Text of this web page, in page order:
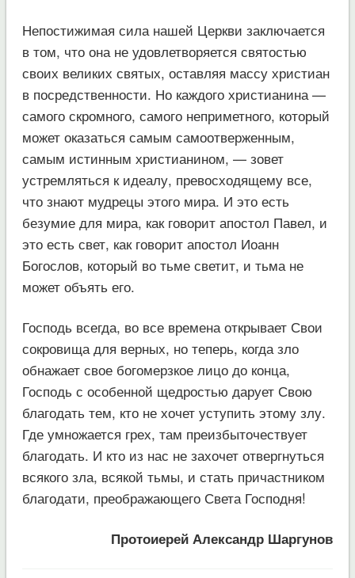
Непостижимая сила нашей Церкви заключается
в том, что она не удовлетворяется святостью
своих великих святых, оставляя массу христиан
в посредственности. Но каждого христианина —
самого скромного, самого неприметного, который
может оказаться самым самоотверженным,
самым истинным христианином, — зовет
устремляться к идеалу, превосходящему все,
что знают мудрецы этого мира. И это есть
безумие для мира, как говорит апостол Павел, и
это есть свет, как говорит апостол Иоанн
Богослов, который во тьме светит, и тьма не
может объять его.
Господь всегда, во все времена открывает Свои
сокровища для верных, но теперь, когда зло
обнажает свое богомерзкое лицо до конца,
Господь с особенной щедростью дарует Свою
благодать тем, кто не хочет уступить этому злу.
Где умножается грех, там преизбыточествует
благодать. И кто из нас не захочет отвергнуться
всякого зла, всякой тьмы, и стать причастником
благодати, преображающего Света Господня!
Протоиерей Александр Шаргунов